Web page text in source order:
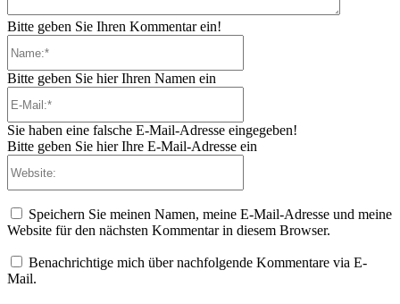
Bitte geben Sie Ihren Kommentar ein!
Bitte geben Sie hier Ihren Namen ein
Sie haben eine falsche E-Mail-Adresse eingegeben!
Bitte geben Sie hier Ihre E-Mail-Adresse ein
Speichern Sie meinen Namen, meine E-Mail-Adresse und meine
Website für den nächsten Kommentar in diesem Browser.
Benachrichtige mich über nachfolgende Kommentare via E-
Mail.